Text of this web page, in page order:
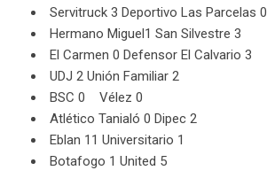
Servitruck 3 Deportivo Las Parcelas 0
Hermano Miguel1 San Silvestre 3
El Carmen 0 Defensor El Calvario 3
UDJ 2 Unión Familiar 2
BSC 0 Vélez 0
Atlético Tanialó 0 Dipec 2
Eblan 11 Universitario 1
Botafogo 1 United 5